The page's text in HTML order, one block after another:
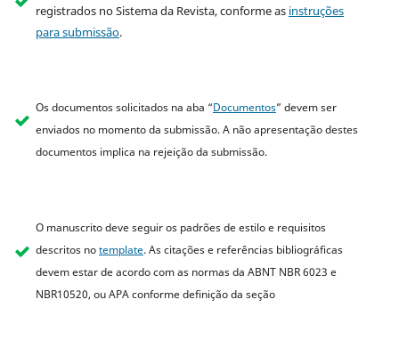
registrados no Sistema da Revista, conforme as instruções
para submissão.
Os documentos solicitados na aba “Documentos” devem ser
enviados no momento da submissão. A não apresentação destes
documentos implica na rejeição da submissão.
O manuscrito deve seguir os padrões de estilo e requisitos
descritos notemplate. As citações e referências bibliográficas
devem estar de acordo com as normas da ABNT NBR 6023 e
NBR10520, ou APA conforme definição da seção